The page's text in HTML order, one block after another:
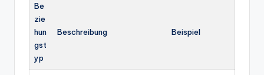
Be
zie
hun
gst
yp
Beschreibung Beispiel